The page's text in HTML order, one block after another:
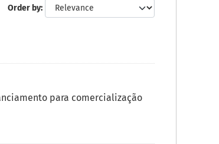
Order by
para comercialização